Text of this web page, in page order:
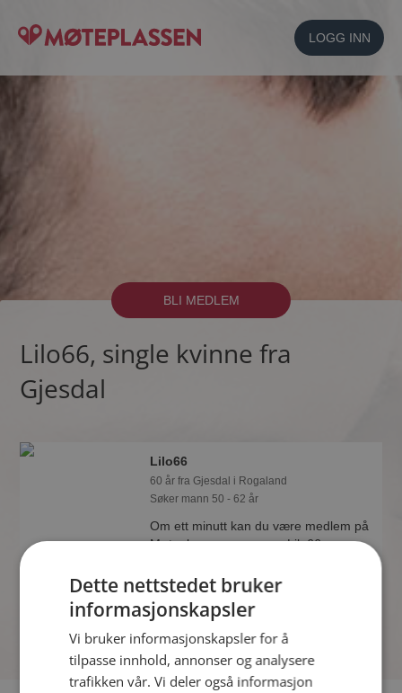
LOGG INN
BLI MEDLEM
Lilo66, single kvinne fra
Gjesdal
Lilo66
60 år fra Gjesdal i Rogaland
Søker mann 50 - 62 år
Om ett minutt kan du være medlem på
Møteplassen, og se om Lilo66 er
lettere å finne kjærligheten på nettet!
Dette nettstedet bruker
informasjonskapsler
Vi bruker informasjonskapsler for å
tilpasse innhold, annonser og analysere
trafikken vår. Vi deler også informasjon